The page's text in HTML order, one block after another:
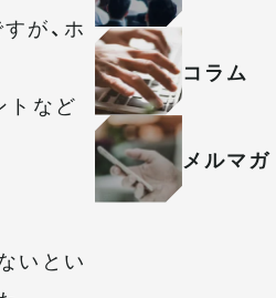
が、ホ
トなど
いとい
コラム
メルマガ